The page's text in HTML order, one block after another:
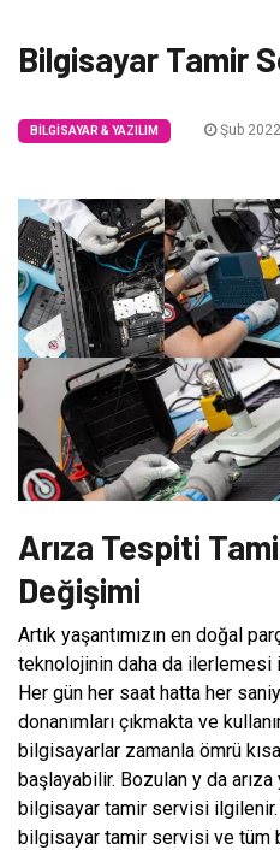
Bilgisayar Tamir
BILGISAYAR & YAZILIM Şub
Arıza Tespiti
Değişimi
Artık yaşantımızın en doğal
teknolojinin daha da ilerlemesi
Her gün her saat hatta her
donanımları çıkmakta ve
bilgisayarlar zamanla ömrü
başlayabilir. Bozulan y da
bilgisayar tamir servisi
bilgisayar tamir servisi ve tüm